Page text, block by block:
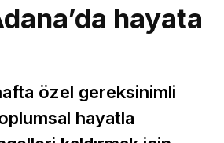
hayata
özel gereksinimli
hayatla